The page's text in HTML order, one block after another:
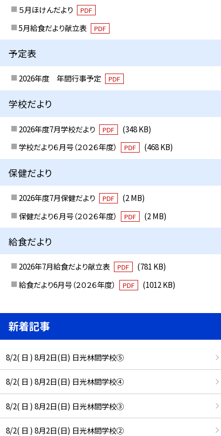
５月ほけんだより PDF
5月給食だより献立表 PDF
予定表
2026年度 年間行事予定 PDF
学校だより
2026年度7月学校だより PDF
(348 KB)
学校だより６月号（２０２６年度）
PDF (468 KB)
保健だより
2026年度7月保健だより PDF
(2 MB)
保健だより６月号（２０２６年度）
PDF (2 MB)
給食だより
2026年7月給食だより献立表 PDF
(781 KB)
給食だより6月号（２０２６年度）
PDF (1012 KB)
新着記事
8/2( 日 ) 8月2日(日) 日光林間学校⑤
8/2( 日 ) 8月2日(日) 日光林間学校④
8/2( 日 ) 8月2日(日) 日光林間学校③
8/2( 日 ) 8月2日(日) 日光林間学校②